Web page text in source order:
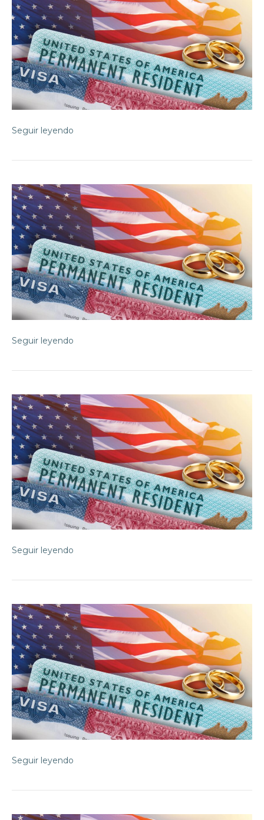
Seguir leyendo
Seguir leyendo
Seguir leyendo
Seguir leyendo